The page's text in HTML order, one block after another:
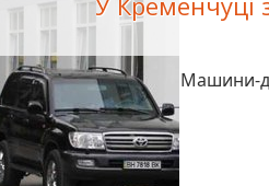
Машини-